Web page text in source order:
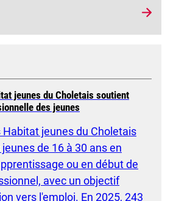
jeunes du Choletais soutient
des jeunes
Habitat jeunes du Choletais
de 16 à 30 ans en
ou en début de
avec un objectif
vers l'emploi. En 2025, 243